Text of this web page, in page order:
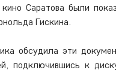
Саратова были
Гискина.
обсудила эти
подключившись к